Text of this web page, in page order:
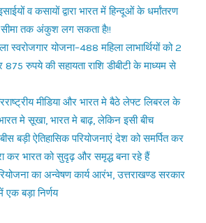
व कसायों द्वारा भारत में हिन्दूओं के धर्मांतरण
तक अंकुश लग सकता है!!
स्वरोजगार योजना–488 महिला लाभार्थियों को 2
रुपये की सहायता राशि डीबीटी के माध्यम से
मीडिया और भारत मे बैठे लेफ्ट लिबरल के
मे सूखा, भारत मे बाढ़, लेकिन इसी बीच
बड़ी ऐतिहासिक परियोजनाएं देश को समर्पित कर
कर भारत को सुदृढ़ और समृद्ध बना रहे हैं
का अन्वेषण कार्य आरंभ, उत्तराखण्ड सरकार
एक बड़ा निर्णय